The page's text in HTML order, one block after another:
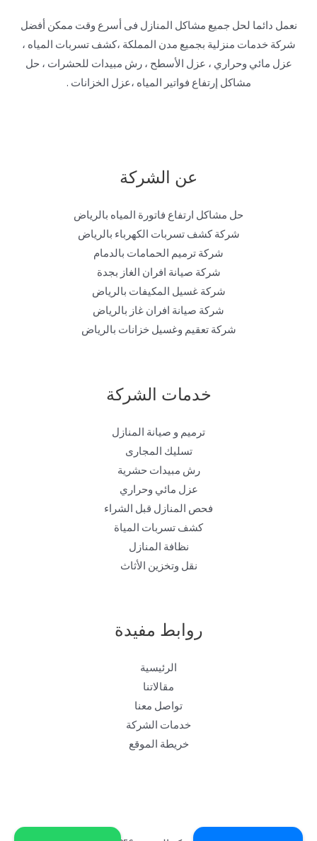
نعمل دائما لحل جميع مشاكل المنازل فى أسرع وقت ممكن أفضل
شركة خدمات منزلية بجميع مدن المملكة ،كشف تسربات المياه ،
عزل مائي وحراري ، عزل الأسطح ، رش مبيدات للحشرات ، حل
مشاكل إرتفاع فواتير المياه ،عزل الخزانات .
عن الشركة
حل مشاكل ارتفاع فاتورة المياه بالرياض
شركة كشف تسربات الكهرباء بالرياض
شركة ترميم الحمامات بالدمام
شركة صيانة افران الغاز بجدة
شركة غسيل المكيفات بالرياض
شركة صيانة افران غاز بالرياض
شركة تعقيم وغسيل خزانات بالرياض
خدمات الشركة
ترميم و صيانة المنازل
تسليك المجارى
رش مبيدات حشرية
عزل مائي وحراري
فحص المنازل قبل الشراء
كشف تسربات المياة
نظافة المنازل
نقل وتخزين الأثاث
روابط مفيدة
الرئيسية
مقالاتنا
تواصل معنا
خدمات الشركة
خريطة الموقع